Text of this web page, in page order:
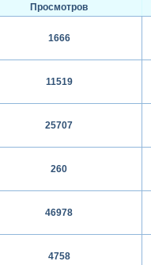
Просмотров
1666
11519
25707
260
46978
4758